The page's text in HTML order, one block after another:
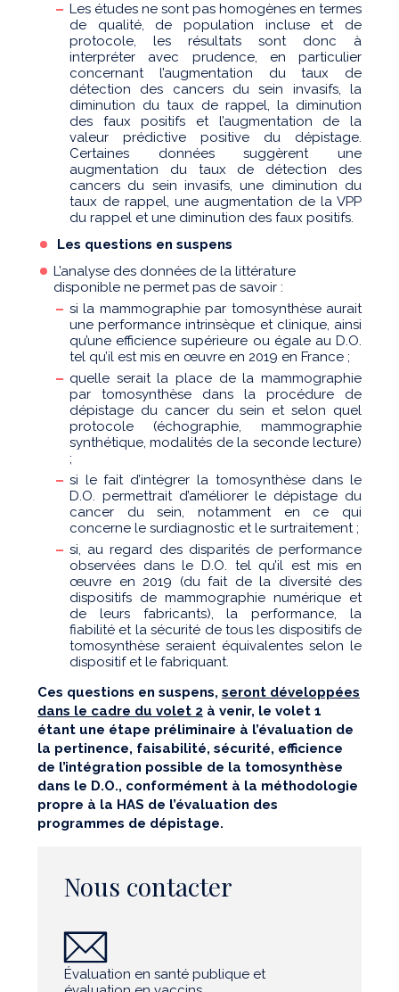
Les études ne sont pas homogènes en termes
de qualité, de population incluse et de
protocole, les résultats sont donc à
interpréter avec prudence, en particulier
concernant l’augmentation du taux de
détection des cancers du sein invasifs, la
diminution du taux de rappel, la diminution
des faux positifs et l’augmentation de la
valeur prédictive positive du dépistage.
Certaines données suggèrent une
augmentation du taux de détection des
cancers du sein invasifs, une diminution du
taux de rappel, une augmentation de la VPP
du rappel et une diminution des faux positifs.
Les questions en suspens
L’analyse des données de la littérature
disponible ne permet pas de savoir :
si la mammographie par tomosynthèse aurait
une performance intrinsèque et clinique, ainsi
qu’une efficience supérieure ou égale au D.O.
tel qu’il est mis en œuvre en 2019 en France ;
quelle serait la place de la mammographie
par tomosynthèse dans la procédure de
dépistage du cancer du sein et selon quel
protocole (échographie, mammographie
synthétique, modalités de la seconde lecture)
;
si le fait d’intégrer la tomosynthèse dans le
D.O. permettrait d’améliorer le dépistage du
cancer du sein, notamment en ce qui
concerne le surdiagnostic et le surtraitement ;
si, au regard des disparités de performance
observées dans le D.O. tel qu’il est mis en
œuvre en 2019 (du fait de la diversité des
dispositifs de mammographie numérique et
de leurs fabricants), la performance, la
fiabilité et la sécurité de tous les dispositifs de
tomosynthèse seraient équivalentes selon le
dispositif et le fabriquant.
Ces questions en suspens, seront développées
dans le cadre du volet 2 à venir, le volet 1
étant une étape préliminaire à l’évaluation de
la pertinence, faisabilité, sécurité, efficience
de l’intégration possible de la tomosynthèse
dans le D.O., conformément à la méthodologie
propre à la HAS de l’évaluation des
programmes de dépistage.
Nous contacter
Évaluation en santé publique et